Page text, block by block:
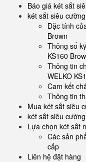
Báo giá két sắt
két sắt siêu
Đặc tính
Brown
Thông số
KS160
Thông tin
WELKO
Cam kết
Thông tin
Mua két sắt siêu
két sắt siêu
Lựa chọn két sắt
Các sản
cấp
Liên hệ đặt hàng